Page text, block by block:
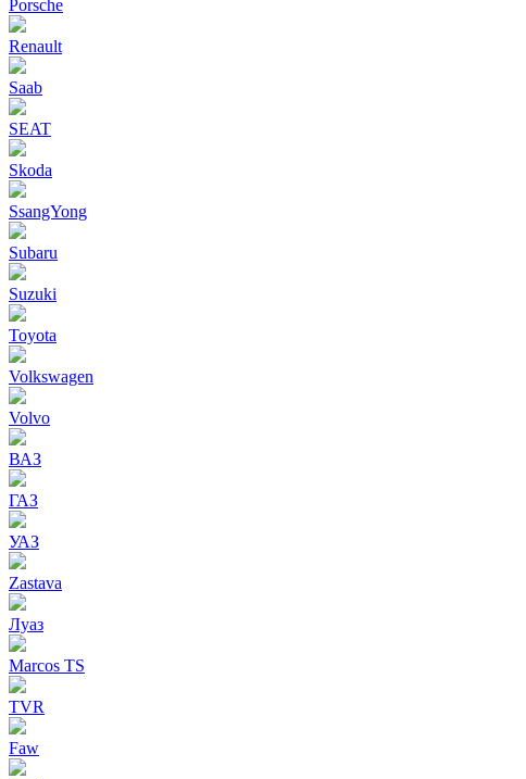
Porsche
Renault
Saab
SEAT
Skoda
SsangYong
Subaru
Suzuki
Toyota
Volkswagen
Volvo
ВАЗ
ГАЗ
УАЗ
Zastava
Луаз
Marcos TS
TVR
Faw